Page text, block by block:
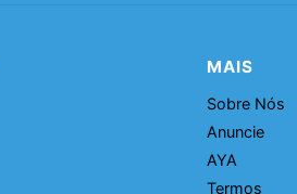
MAIS
Sobre Nós
Anuncie
AYA
Termos